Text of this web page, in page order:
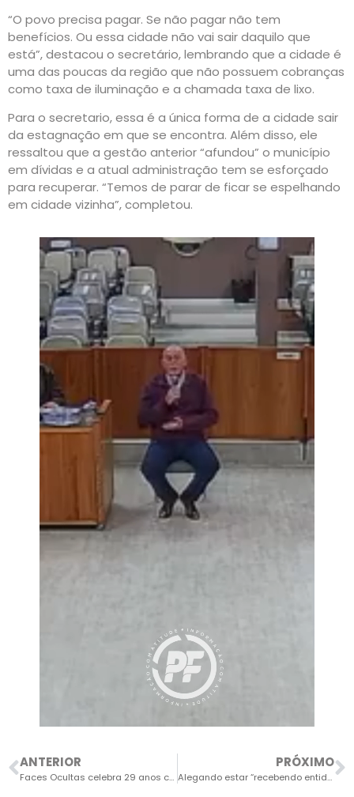
“O povo precisa pagar. Se não pagar não tem
benefícios. Ou essa cidade não vai sair daquilo que
está”, destacou o secretário, lembrando que a cidade é
uma das poucas da região que não possuem cobranças
como taxa de iluminação e a chamada taxa de lixo.
Para o secretario, essa é a única forma de a cidade sair
da estagnação em que se encontra. Além disso, ele
ressaltou que a gestão anterior “afundou” o município
em dívidas e a atual administração tem se esforçado
para recuperar. “Temos de parar de ficar se espelhando
em cidade vizinha”, completou.
ANTERIOR
Faces Ocultas celebra 29 anos com espetáculo na Sala Palma de Ouro
PRÓXIMO
Alegando estar “recebendo entidades”, homem ameaça e profere injúrias contra aposentado